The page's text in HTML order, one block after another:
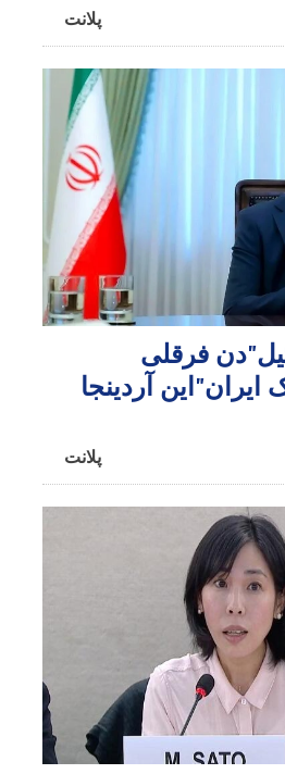
پلانت
فرقلی
ایران"این آردینجا
پلانت